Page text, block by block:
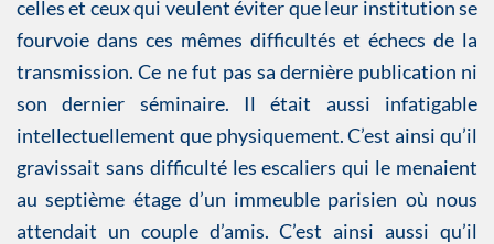
celles et ceux qui veulent éviter que leur institution se
fourvoie dans ces mêmes difficultés et échecs de la
transmission. Ce ne fut pas sa dernière publication ni
son dernier séminaire. Il était aussi infatigable
intellectuellement que physiquement. C’est ainsi qu’il
gravissait sans difficulté les escaliers qui le menaient
au septième étage d’un immeuble parisien où nous
attendait un couple d’amis. C’est ainsi aussi qu’il